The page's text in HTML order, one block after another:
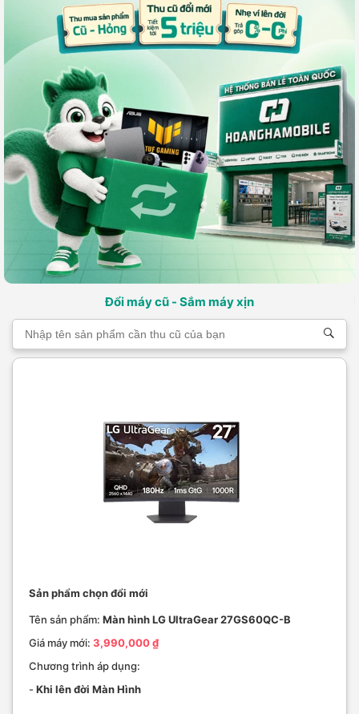
Đổi máy cũ - Sắm máy xịn
Sản phẩm chọn đổi mới
Tên sản phẩm: Màn hình LG UltraGear 27GS60QC-B
Giá máy mới: 3,990,000 ₫
Chương trình áp dụng:
- Khi lên đời Màn Hình